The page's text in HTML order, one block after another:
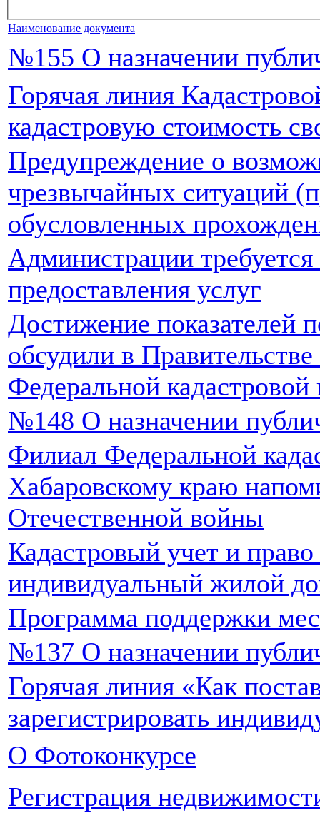
Наименование документа
№155 О назначении
Горячая линия
кадастровую стоимость
Предупреждение о
чрезвычайных ситуаций
обусловленных
Администрации требуется
предоставления услуг
Достижение показателей
обсудили в
Федеральной кадастровой
№148 О назначении
Филиал Федеральной
Хабаровскому краю
Отечественной войны
Кадастровый учет и
индивидуальный жилой
Программа поддержки
№137 О назначении
Горячая линия «Как
зарегистрировать
О Фотоконкурсе
Регистрация